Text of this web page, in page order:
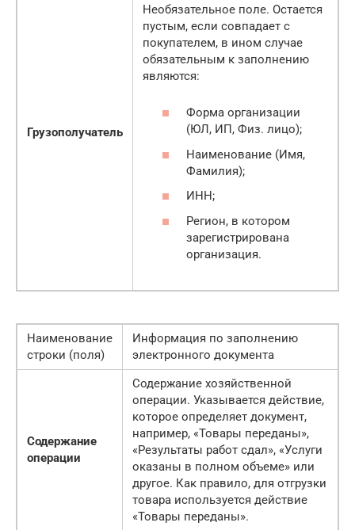
Грузополучатель
Необязательное поле. Остается
пустым, если совпадает с
покупателем, в ином случае
обязательным к заполнению
являются:
Форма организации
(ЮЛ, ИП, Физ. лицо);
Наименование (Имя,
Фамилия);
ИНН;
Регион, в котором
зарегистрирована
организация.
Наименование
строки (поля)
Информация по заполнению
электронного документа
Содержание
операции
Содержание хозяйственной
операции. Указывается действие,
которое определяет документ,
например, «Товары переданы»,
«Результаты работ сдал», «Услуги
оказаны в полном объеме» или
другое. Как правило, для отгрузки
товара используется действие
«Товары переданы».